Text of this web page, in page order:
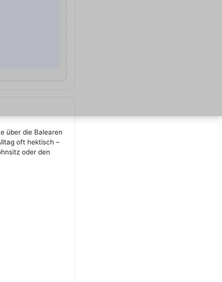
über die Balearen
oft hektisch –
oder den